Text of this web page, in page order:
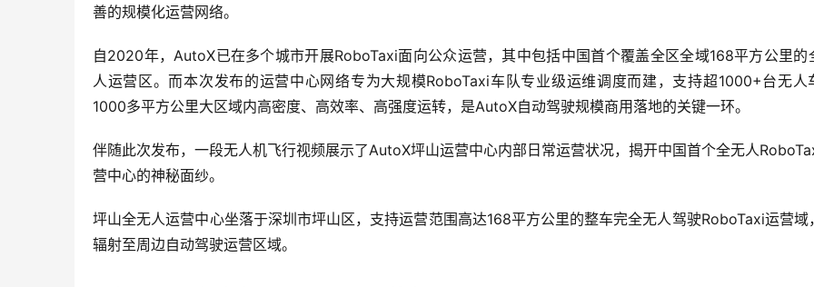
善的规模化运营网络。
自2020年，AutoX已在多个城市开展RoboTaxi面向公众运营，其中包括中国首个覆盖全区全域168平方公里的
人运营区。而本次发布的运营中心网络专为大规模RoboTaxi车队专业级运维调度而建，支持超1000+台无人
1000多平方公里大区域内高密度、高效率、高强度运转，是AutoX自动驾驶规模商用落地的关键一环。
伴随此次发布，一段无人机飞行视频展示了AutoX坪山运营中心内部日常运营状况，揭开中国首个全无人
营中心的神秘面纱。
坪山全无人运营中心坐落于深圳市坪山区，支持运营范围高达168平方公里的整车完全无人驾驶RoboTaxi运营域
辐射至周边自动驾驶运营区域。